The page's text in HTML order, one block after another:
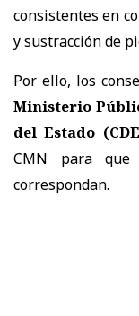
consistentes en
y sustracción de
Por ello, los
Ministerio
del Estado
CMN para que
correspondan.